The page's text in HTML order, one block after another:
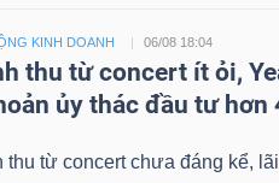
KINH DOANH 06/08 18:04
thu từ concert ít ỏi,
ủy thác đầu tư hơn
thu từ concert chưa đáng kể,